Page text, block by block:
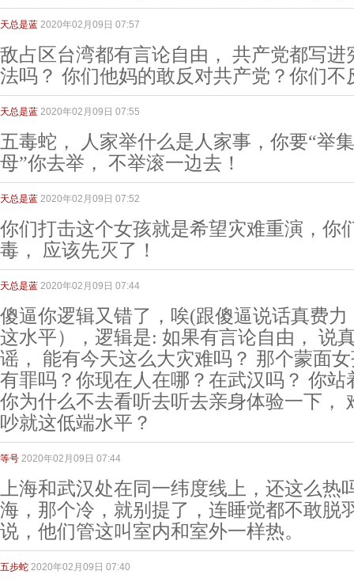
天总是蓝 2020年02月09日 07:57
敌占区台湾都有言论自由， 共产党都写进
法吗？ 你们他妈的敢反对共产党？你们不
天总是蓝 2020年02月09日 07:55
五毒蛇， 人家举什么是人家事，你要“举
母”你去举， 不举滚一边去！
天总是蓝 2020年02月09日 07:52
你们打击这个女孩就是希望灾难重演，你
毒， 应该先灭了！
天总是蓝 2020年02月09日 07:44
傻逼你逻辑又错了，唉(跟傻逼说话真费
这水平），逻辑是: 如果有言论自由， 说
谣， 能有今天这么大灾难吗？ 那个蒙面
有罪吗？你现在人在哪？在武汉吗？ 你站
你为什么不去看听去听去亲身体验一下，
吵就这低端水平？
等号 2020年02月09日 07:44
上海和武汉处在同一纬度线上，还这么热
海，那个冷，就别提了，连睡觉都不敢脱
说，他们管这叫室内和室外一样热。
五步蛇 2020年02月09日 07:40